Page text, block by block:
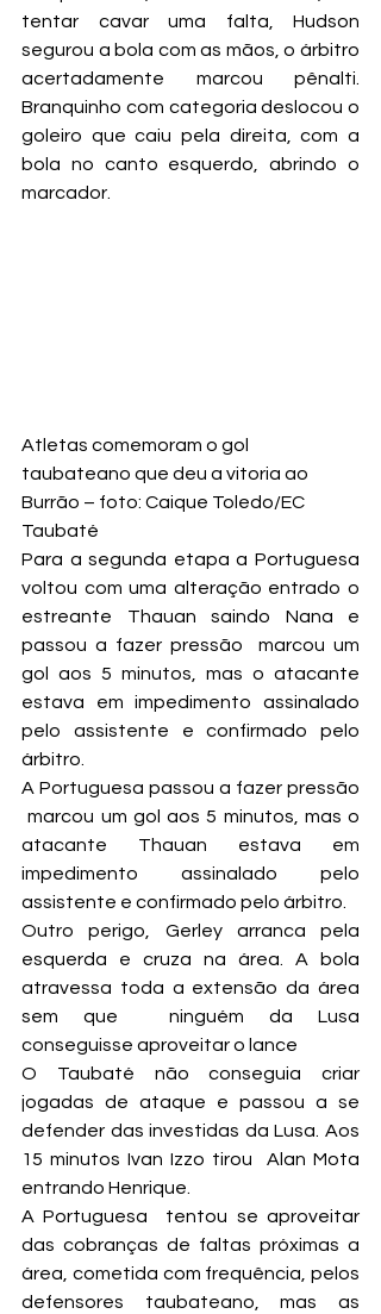
tentar cavar uma falta, Hudson
segurou a bola com as mãos, o árbitro
acertadamente marcou pênalti.
Branquinho com categoria deslocou o
goleiro que caiu pela direita, com a
bola no canto esquerdo, abrindo o
marcador.
Atletas comemoram o gol
taubateano que deu a vitoria ao
Burrão – foto: Caique Toledo/EC
Taubaté
Para a segunda etapa a Portuguesa
voltou com uma alteração entrado o
estreante Thauan saindo Nana e
passou a fazer pressão  marcou um
gol aos 5 minutos, mas o atacante
estava em impedimento assinalado
pelo assistente e confirmado pelo
árbitro.
A Portuguesa passou a fazer pressão
marcou um gol aos 5 minutos, mas o
atacante Thauan estava em
impedimento assinalado pelo
assistente e confirmado pelo árbitro.
Outro perigo, Gerley arranca pela
esquerda e cruza na área. A bola
atravessa toda a extensão da área
sem que  ninguém da Lusa
conseguisse aproveitar o lance
O Taubaté não conseguia criar
jogadas de ataque e passou a se
defender das investidas da Lusa. Aos
15 minutos Ivan Izzo tirou  Alan Mota
entrando Henrique.
A Portuguesa  tentou se aproveitar
das cobranças de faltas próximas a
área, cometida com frequência, pelos
defensores taubateano, mas as